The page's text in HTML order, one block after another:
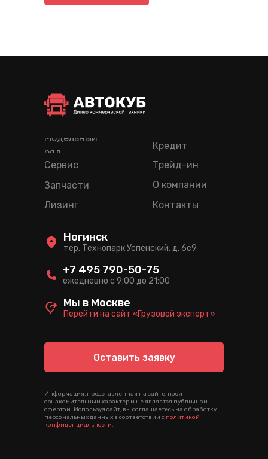
Лизинг
Кредит
Трейд-ин
Модельный
ряд
Сервис
Запчасти
О компании
Контакты
Оставить заявку
Информация, представленная на сайте, носит
ознакомительный характер и не является публичной
офертой. Используя сайт, вы соглашаетесь на обработку
персональных данных в соответствии с политикой
конфиденциальности.
тер. Технопарк Успенский, д. 6c9
Ногинск
ежедневно с 9:00 до 21:00
+7 495 790-50-75
Перейти на сайт «Грузовой эксперт»
Мы в Москве